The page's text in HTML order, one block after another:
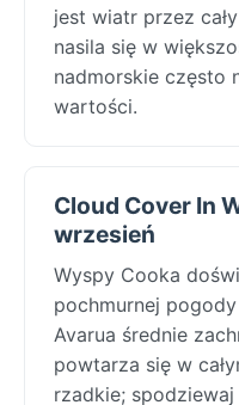
jest wiatr przez
nasila się w
nadmorskie często
wartości.
Cloud Cover In
wrzesień
Wyspy Cooka
pochmurnej
Avarua średnie
powtarza się w
rzadkie;